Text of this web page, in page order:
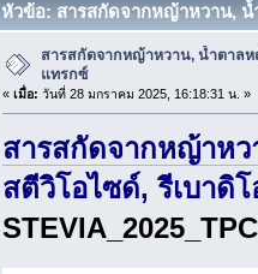
หัวข้อ: สารสกัดจากหญ้าหวาน, น้
สารสกัดจากหญ้าหวาน, น้ำตาลห
แทรกซ์
« เมื่อ: วันที่ 28 มกราคม 2025, 16:18:31 น. »
สารสกัดจากหญ้าหว
สตีวิโอไซด์, รีเบาดิ